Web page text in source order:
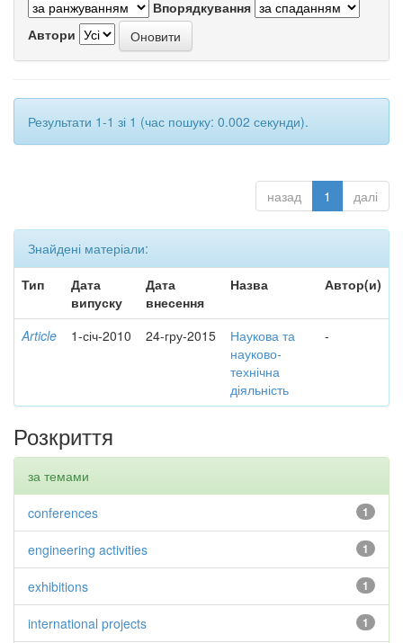
Впорядкування
Автори
Результати 1-1 зі 1 (час пошуку: 0.002 секунди).
назад 1 далі
Знайдені матеріали:
Тип
Дата
випуску
Дата
внесення
Назва Автор(и)
Article 1-січ-2010 24-гру-2015
Наукова та
науково-
технічна
діяльність
-
Розкриття
за темами
1
conferences
1
engineering activities
1
exhibitions
1
international projects